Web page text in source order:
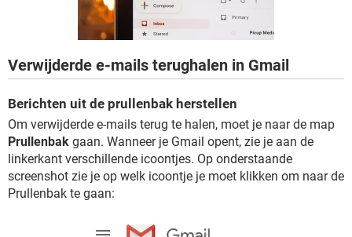
Verwijderde e-mails terughalen in Gmail
Berichten uit de prullenbak herstellen
Om verwijderde e-mails terug te halen, moet je naar de map
Prullenbak gaan. Wanneer je Gmail opent, zie je aan de
linkerkant verschillende icoontjes. Op onderstaande
screenshot zie je op welk icoontje je moet klikken om naar de
Prullenbak te gaan: